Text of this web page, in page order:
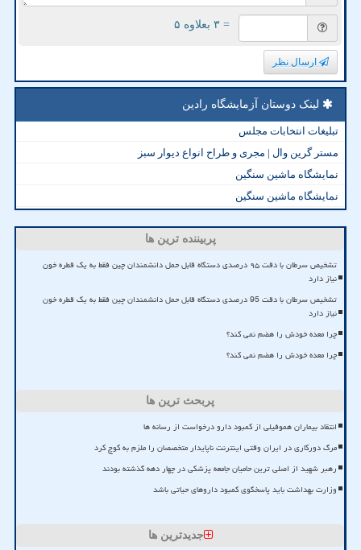
= ۳ بعلاوه ۵
ارسال نظر
لینک دوستان آزمایشگاه رادین
تبلیغات انتخابات مجلس
مستر گرین وال | مجری و طراح انواع دیوار سبز
نمایشگاه ماشین سنگین
نمایشگاه ماشین سنگین
پربیننده ترین ها
تشخیص سرطان با دقت ۹۵ درصدی دستگاه قابل حمل دانشمندان چین فقط به یک قطره خون
نیاز دارد
تشخیص سرطان با دقت 95 درصدی دستگاه قابل حمل دانشمندان چین فقط به یک قطره خون
نیاز دارد
چرا معده خودش را هضم نمی کند؟
چرا معده خودش را هضم نمی کند؟
پربحث ترین ها
انتقاد بیماران هموفیلی از کمبود دارو درخواست از رسانه ها
مرگ دورکاری در ایران وقتی اینترنت ناپایدار متخصصان را ملزم به کوچ کرد
رهبر شهید از اصلی ترین حامیان جامعه پزشکی در چهار دهه گذشته بودند
وزارت بهداشت باید پاسخگوی کمبود داروهای حیاتی باشد
جدیدترین ها